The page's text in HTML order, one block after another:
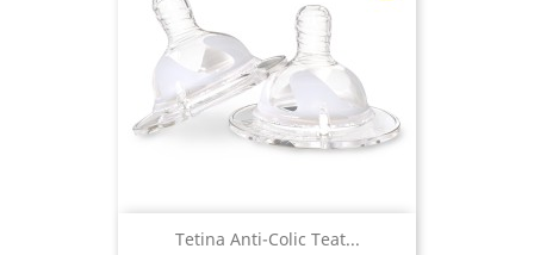
Tetina Anti-Colic Teat...